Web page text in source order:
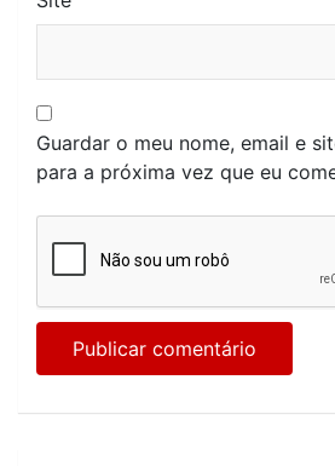
Guardar o meu nome, email e
para a próxima vez que eu